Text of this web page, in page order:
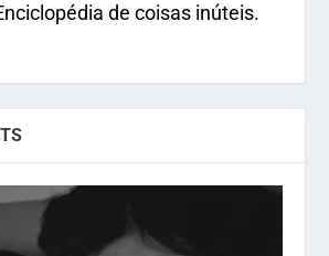
de coisas inúteis.